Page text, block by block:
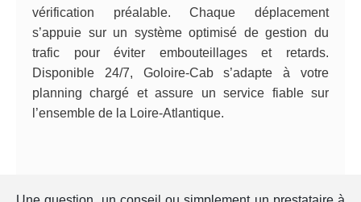
vérification préalable. Chaque déplacement
s’appuie sur un système optimisé de gestion du
trafic pour éviter embouteillages et retards.
Disponible 24/7, Goloire-Cab s’adapte à votre
planning chargé et assure un service fiable sur
l’ensemble de la Loire-Atlantique.